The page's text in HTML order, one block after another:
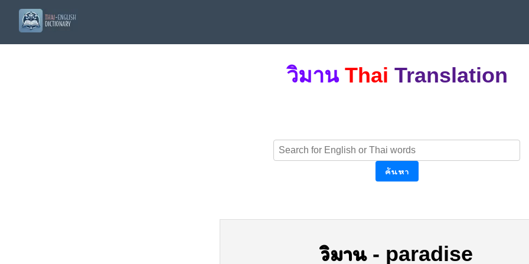
วิมาน Thai Translation
ค้นหา
วิมาน- paradise